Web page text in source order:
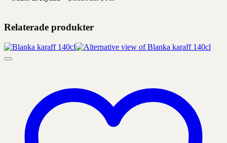
Relaterade produkter